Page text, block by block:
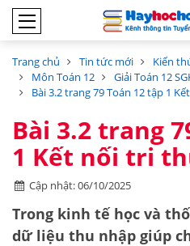
Trang chủ Tin tức mới Kiến
Môn Toán 12
Giải Toán 12
Bài 3.2 trang 79 Toán 12 tập 1
Bài 3.2 trang
1 Kết nối tri
Cập nhật: 06/10/2025
Trong kinh tế học và
dữ liệu thu nhập giúp